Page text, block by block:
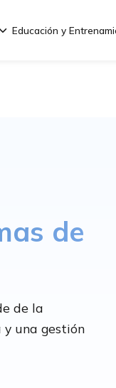
Educación y
de
de la
una gestión